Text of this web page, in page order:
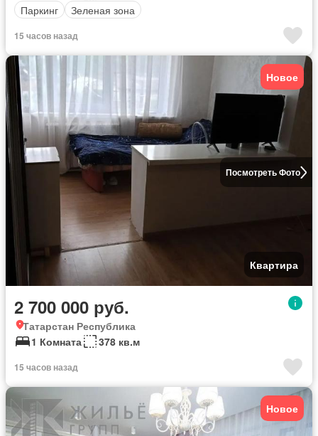
Паркинг
Зеленая зона
15 часов назад
Посмотреть Фото
Новое
Квартира
2 700 000 руб.
Татарстан Республика
1 Комната
378 кв.м
15 часов назад
Новое